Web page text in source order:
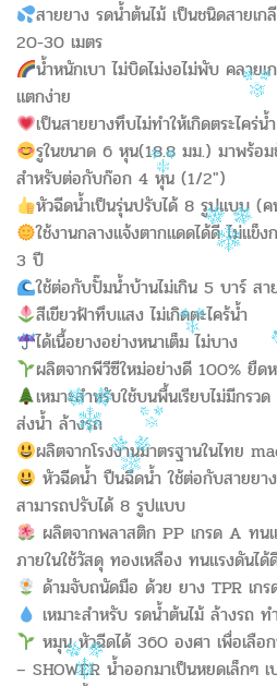
สายยาง รดน้ำต้นไม้ เป็นชนิดสาย
20-30 เมตร
น้ำหนักเบา ไม่บิดไม่งอไม่พับ คลายเ
แตกง่าย
เป็นสายยางทึบไม่ทำให้เกิดตระไคร่น้ำ
รูในขนาด 6 หุน(18.8 มม.) มาพร้อ
สำหรับต่อกับก๊อก 4 หุน (1/2″)
หัวฉีดน้ำเป็นรุ่นปรับได้ 8 รูปแบบ (ค
ใช้งานกลางแจ้งตากแดดได้ดี ไม่แข็
3 ปี
ใช้ต่อกับปั๊มน้ำบ้านไม่เกิน 5 บาร์ สา
สีเขียวฟ้าทึบแสง ไม่เกิดตะไคร้น้ำ
ได้เนื้อยางอย่างหนาเต็ม ไม่บาง
ผลิตจากพีวีซีใหม่อย่างดี 100% ยืด
เหมาะสำหรับใช้บนพื้นเรียบไม่มีกร
ส่งน้ำ ล้างรถ
ผลิตจากโรงงานมาตรฐานในไทย
หัวฉีดน้ำ ปืนฉีดน้ำ ใช้ต่อกับสายยา
สามารถปรับได้ 8 รูปแบบ
ผลิตจากพลาสติก PP เกรด A ทน
ภายในใช้วัสดุ ทองเหลือง ทนแรงดันได้
ด้ามจับถนัดมือ ด้วย ยาง TPR เก
เหมาะสำหรับ รดน้ำต้นไม้ ล้างรถ ท
หมุน หัวฉีดได้ 360 องศา เพื่อเลื
– SHOWER น้ำออกมาเป็นหยดเล็กๆ